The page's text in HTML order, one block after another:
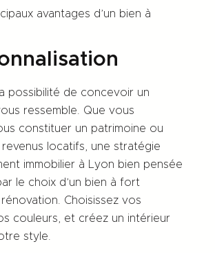
avantages d’un bien à
possibilité de concevoir un
ressemble. Que vous
constituer un patrimoine ou
locatifs, une stratégie
immobilier à Lyon bien pensée
le choix d’un bien à fort
Choisissez vos
couleurs, et créez un intérieur
style.